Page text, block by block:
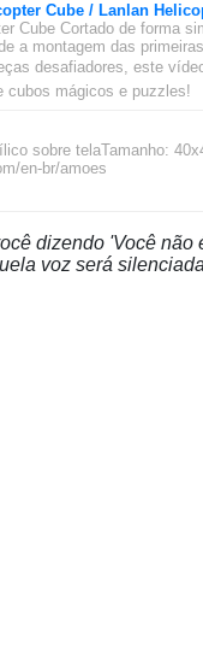
Cube / Lanlan
Cube Cortado de forma
a montagem das
desafiadores, este
cubos mágicos e puzzles!
sobre telaTamanho:
en-br/amoes
dizendo 'Você não
voz será